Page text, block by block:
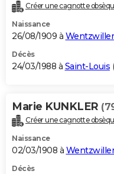
Créer une cagnotte
Naissance
26/08/1909 à Wentzwiller
Décès
24/03/1988 à Saint-Louis (
Marie KUNKLER
Créer une cagnotte
Naissance
02/03/1908 à Wentzwiller
Décès